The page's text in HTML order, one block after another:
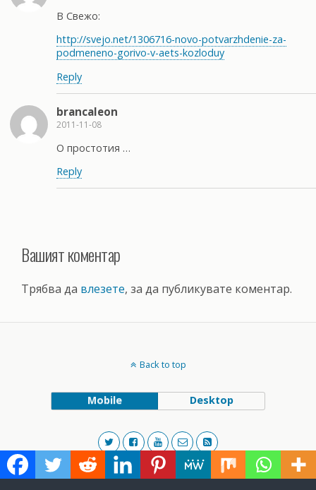
В Свежо:
http://svejo.net/1306716-novo-potvarzhdenie-za-
podmeneno-gorivo-v-aets-kozloduy
Reply
brancaleon
2011-11-08
О простотия …
Reply
Вашият коментар
Трябва да влезете, за да публикувате коментар.
Back to top
Mobile Desktop